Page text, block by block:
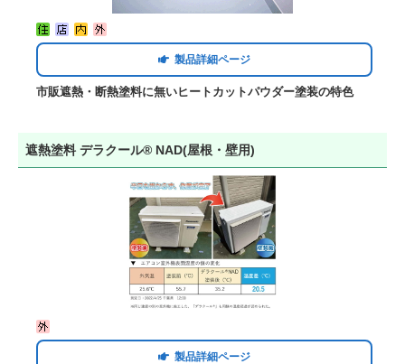
製品詳細ページ
市販遮熱・断熱塗料に無いヒートカットパウダー塗装の特色
遮熱塗料 デラクール® NAD(屋根・壁用)
製品詳細ページ